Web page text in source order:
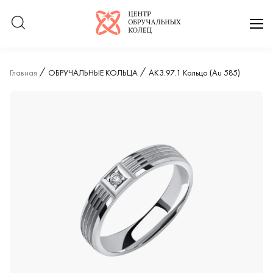
Логотип компании
Главная ОБРУЧАЛЬНЫЕ КОЛЬЦА АК3.97.1 Кольцо (Au 585)